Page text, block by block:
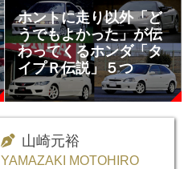
ホントに走り以外「ど
うでもよかった」が伝
わってくるホンダ「タ
イプＲ伝説」５つ
山崎元裕
YAMAZAKI MOTOHIRO